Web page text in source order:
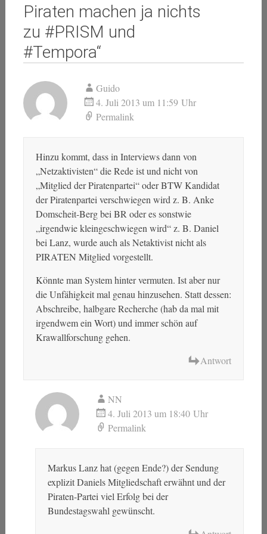
Piraten machen ja nichts
zu #PRISM und
#Tempora“
Guido
4. Juli 2013 um 11:59 Uhr
Permalink
Hinzu kommt, dass in Interviews dann von
„Netzaktivisten“ die Rede ist und nicht von
„Mitglied der Piratenpartei“ oder BTW Kandidat
der Piratenpartei verschwiegen wird z. B. Anke
Domscheit-Berg bei BR oder es sonstwie
„irgendwie kleingeschwiegen wird“ z. B. Daniel
bei Lanz, wurde auch als Netaktivist nicht als
PIRATEN Mitglied vorgestellt.
Könnte man System hinter vermuten. Ist aber nur
die Unfähigkeit mal genau hinzusehen. Statt dessen:
Abschreibe, halbgare Recherche (hab da mal mit
irgendwem ein Wort) und immer schön auf
Krawallforschung gehen.
Antwort
NN
4. Juli 2013 um 18:40 Uhr
Permalink
Markus Lanz hat (gegen Ende?) der Sendung
explizit Daniels Mitgliedschaft erwähnt und der
Piraten-Partei viel Erfolg bei der
Bundestagswahl gewünscht.